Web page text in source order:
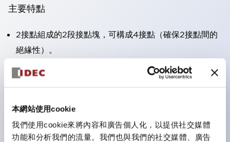
本網站使用cookie
我們使用cookie來將內容和廣告個人化，以提供社交媒體
功能和分析我們的流量。我們也與我們的社交媒體、廣告
主要特點
2接點組成的2段接點塊，可構成4接點（確保2接點間的
絕緣性）。
面板深度39.9mm（※11段接點塊）、59.9mm（※22段
接點塊）。可實現省空間設計。
防護結構